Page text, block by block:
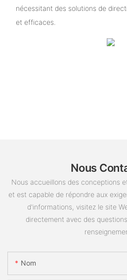
nécessitant des solutions de
et efficaces.
Nous
Nous accueillons des conceptions
et est capable de répondre aux
d'informations, visitez le site
directement avec des
Nom